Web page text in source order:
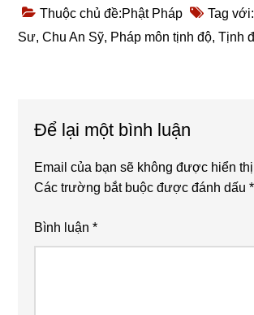
Thuộc chủ đề:Phật Pháp Tag với:
Sư,Chu An Sỹ, Pháp môn tịnh độ,Tịnh
Interactions
Để lại một bình luận
Email của bạn sẽ không được hiển
Các trường bắt buộc được đánh dấu*
Bình luận*